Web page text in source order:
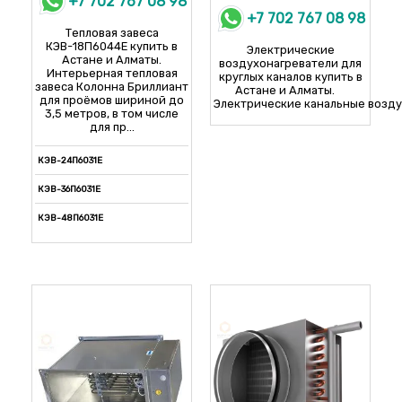
Тепловая завеса
КЭВ-18П6044E купить в
Астане и Алматы.
Интерьерная тепловая
завеса Колонна Бриллиант
для проёмов шириной до
3,5 метров, в том числе
для пр...
КЭВ-24П6031E
КЭВ-36П6031E
КЭВ-48П6031E
+7 702 767 08 98
Электрические
воздухонагреватели для
круглых каналов купить в
Астане и Алматы.
Электрические канальные